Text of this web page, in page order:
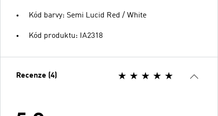
Kód barvy: Semi Lucid Red / White
Kód produktu: IA2318
Recenze (4)